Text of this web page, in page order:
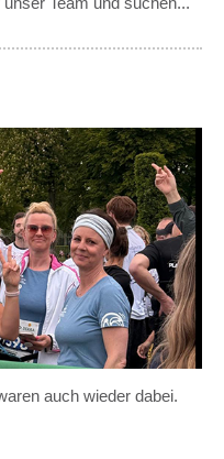
auch wieder dabei.